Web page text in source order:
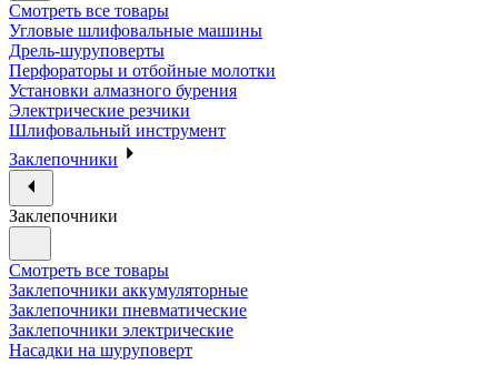
Смотреть все товары
Угловые шлифовальные машины
Дрель-шуруповерты
Перфораторы и отбойные молотки
Установки алмазного бурения
Электрические резчики
Шлифовальный инструмент
Заклепочники
Заклепочники
Смотреть все товары
Заклепочники аккумуляторные
Заклепочники пневматические
Заклепочники электрические
Насадки на шуруповерт